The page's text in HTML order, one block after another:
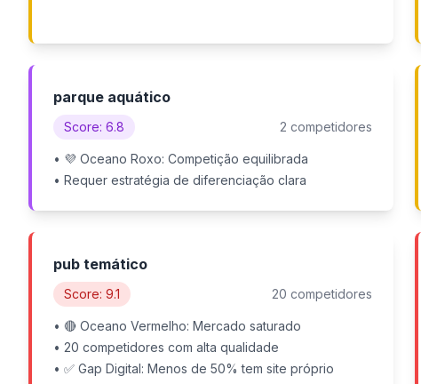
parque aquático
Score: 6.8 2 competidores
• 💜 Oceano Roxo: Competição equilibrada
• Requer estratégia de diferenciação clara
pub temático
Score: 9.1 20 competidores
• 🔴 Oceano Vermelho: Mercado saturado
• 20 competidores com alta qualidade
• ✅ Gap Digital: Menos de 50% tem site próprio